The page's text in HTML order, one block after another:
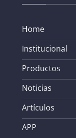
Home
Institucional
Productos
Noticias
Artículos
APP